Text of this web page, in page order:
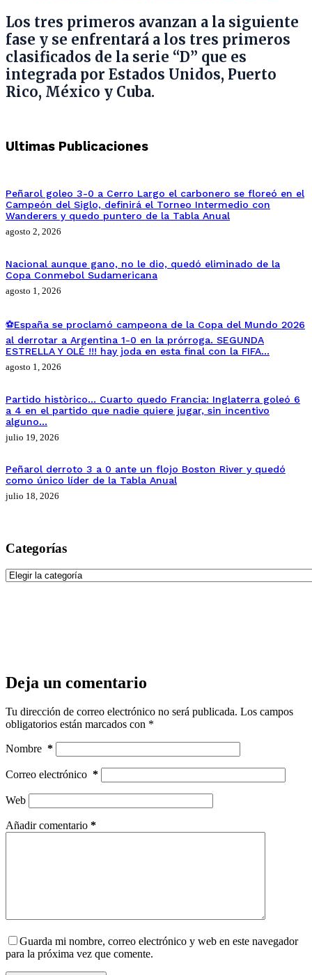
Los tres primeros avanzan a la siguiente
fase y se enfrentará a los tres primeros
clasificados de la serie “D” que es
integrada por Estados Unidos, Puerto
Rico, México y Cuba.
Ultimas Publicaciones
Peñarol goleo 3-0 a Cerro Largo el carbonero se floreó en el
Campeón del Siglo, definirá el Torneo Intermedio con
Wanderers y quedo puntero de la Tabla Anual
agosto 2, 2026
Nacional aunque gano, no le dio, quedó eliminado de la
Copa Conmebol Sudamericana
agosto 1, 2026
⚽España se proclamó campeona de la Copa del Mundo 2026
al derrotar a Argentina 1-0 en la prórroga. SEGUNDA
ESTRELLA Y OLÉ !!! hay joda en esta final con la FIFA…
agosto 1, 2026
Partido històrico… Cuarto quedo Francia: Inglaterra goleó 6
a 4 en el partido que nadie quiere jugar, sin incentivo
alguno…
julio 19, 2026
Peñarol derroto 3 a 0 ante un flojo Boston River y quedó
como único líder de la Tabla Anual
julio 18, 2026
Categorías
Categorías
Deja un comentario
Tu dirección de correo electrónico no será publicada. Los campos
obligatorios están marcados con *
Nombre *
Correo electrónico *
Web
Añadir comentario *
Guarda mi nombre, correo electrónico y web en este navegador
para la próxima vez que comente.